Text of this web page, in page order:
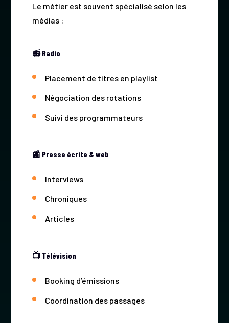
Le métier est souvent spécialisé selon les
médias :
📻 Radio
Placement de titres en playlist
Négociation des rotations
Suivi des programmateurs
📰 Presse écrite & web
Interviews
Chroniques
Articles
📺 Télévision
Booking d’émissions
Coordination des passages